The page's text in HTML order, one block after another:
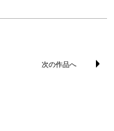
次の作品へ